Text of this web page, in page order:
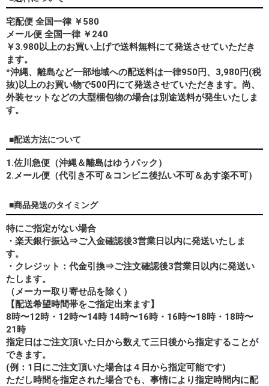
宅配便 全国一律 ￥580
メール便 全国一律 ￥240
￥3.980以上のお買い上げで送料無料にて発送させていただき
ます。
*沖縄、離島など一部地域への配送料は一律950円、3,980円(税
抜)以上のお買い物で500円にて発送させていただきます。尚、
外装セットなどの大型梱包物の場合は別途送料が発生いたしま
す。
■配送方法について
1.佐川急便（沖縄＆離島はゆうパック）
2.メール便（代引き不可＆コンビニ後払い不可＆あす楽不可）
■商品発送のタイミング
特にご指定がない場合
・楽天銀行振込⇒ご入金確認後3営業日以内に発送いたしま
す。
・クレジット：代金引換⇒ご注文確認後3営業日以内に発送い
たします。
（メーカー取り寄せ品を除く）
【配送希望時間帯をご指定出来ます】
8時〜12時・12時〜14時 14時〜16時・16時〜18時・18時〜
21時
指定日はご注文頂いた日から数えて三日後から指定することが
できます。
(例：1日にご注文頂いた場合は４日から指定可能です)
ただし時間を指定された場合でも、事情により指定時間内に配